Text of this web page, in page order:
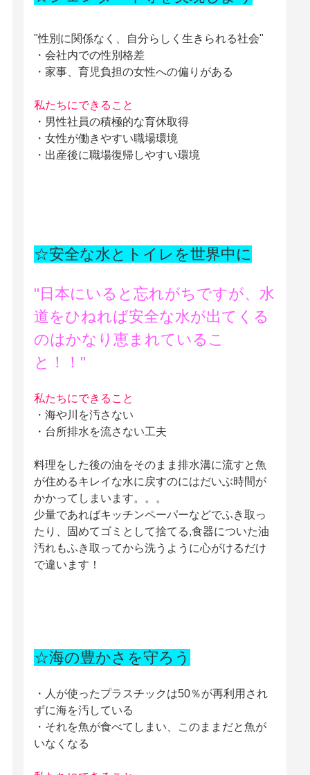
"性別に関係なく、自分らしく生きられる社会"
・会社内での性別格差
・家事、育児負担の女性への偏りがある
私たちにできること
・男性社員の積極的な育休取得
・女性が働きやすい職場環境
・出産後に職場復帰しやすい環境
☆安全な水とトイレを世界中に
"日本にいると忘れがちですが、水
道をひねれば安全な水が出てくる
のはかなり恵まれているこ
と！！"
私たちにできること
・海や川を汚さない
・台所排水を流さない工夫
料理をした後の油をそのまま排水溝に流すと魚
が住めるキレイな水に戻すのにはだいぶ時間が
かかってしまいます。。。
少量であればキッチンペーパーなどでふき取っ
たり、固めてゴミとして捨てる,食器についた油
汚れもふき取ってから洗うように心がけるだけ
で違います！
☆海の豊かさを守ろう
・人が使ったプラスチックは50％が再利用され
ずに海を汚している
・それを魚が食べてしまい、このままだと魚が
いなくなる